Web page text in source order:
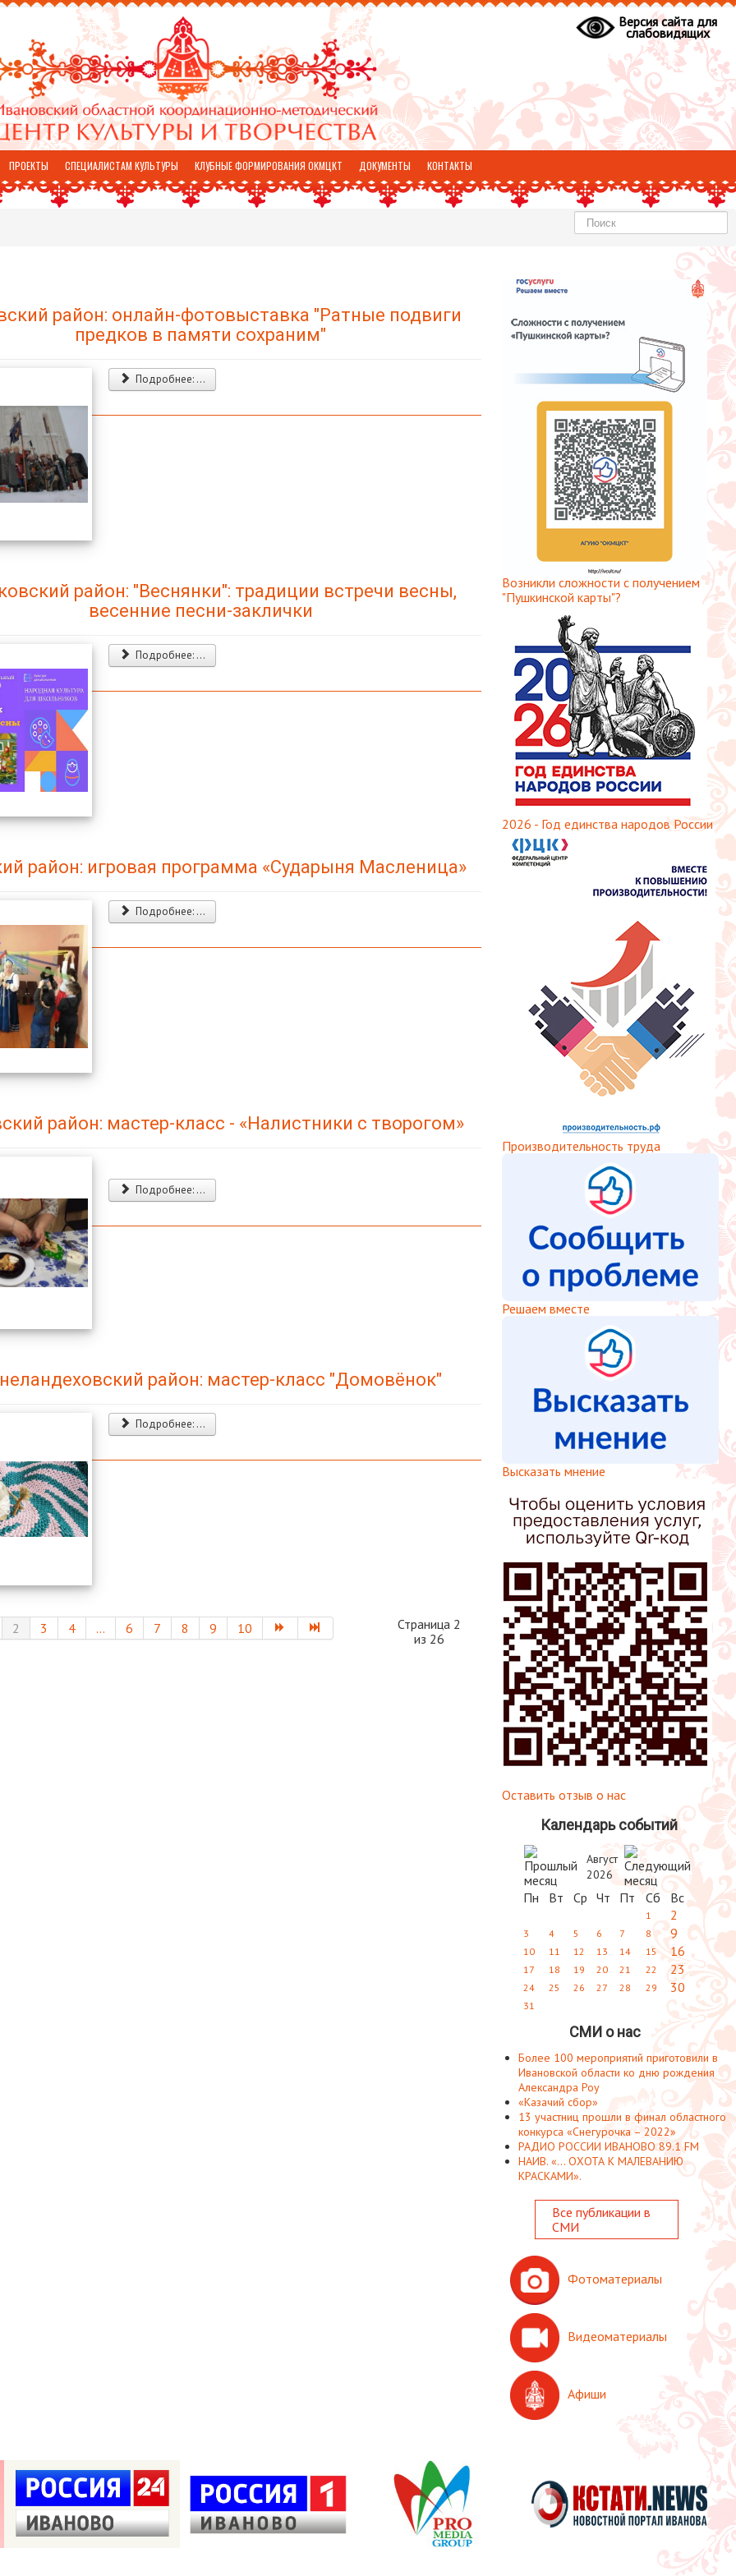
Версия сайта для
слабовидящих
ПРОЕКТЫ СПЕЦИАЛИСТАМ КУЛЬТУРЫ КЛУБНЫЕ ФОРМИРОВАНИЯ ОКМЦКТ ДОКУМЕНТЫ КОНТАКТЫ
Найти
район: онлайн-фотовыставка "Ратные подвиги
предков в памяти сохраним"
Подробнее: ...
район: "Веснянки": традиции встречи весны,
весенние песни-заклички
Подробнее: ...
район: игровая программа «Сударыня Масленица»
Подробнее: ...
район: мастер-класс - «Налистники с творогом»
Подробнее: ...
район: мастер-класс "Домовёнок"
Подробнее: ...
Страница 2
из 26
2 3 4 ... 6 7 8 9 10
Возникли сложности с получением
"Пушкинской карты"?
2026 - Год единства народов России
Производительность труда
Решаем вместе
Высказать мнение
Оставить отзыв о нас
Календарь событий
Август
2026
Пн Вт Ср Чт Пт Сб Вс
1 2
3 4 5 6 7 8 9
10 11 12 13 14 15 16
17 18 19 20 21 22 23
24 25 26 27 28 29 30
31
СМИ о нас
Более 100 мероприятий приготовили в
Ивановской области ко дню рождения
Александра Роу
«Казачий сбор»
13 участниц прошли в финал областного
конкурса «Снегурочка – 2022»
РАДИО РОССИИ ИВАНОВО 89.1 FM
НАИВ. «... ОХОТА К МАЛЕВАНИЮ
КРАСКАМИ».
Все публикации в
СМИ
Фотоматериалы
Видеоматериалы
Афиши